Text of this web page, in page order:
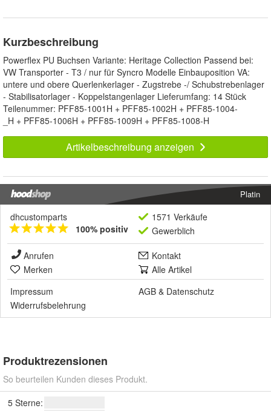
Kurzbeschreibung
Powerflex PU Buchsen Variante: Heritage Collection Passend bei:
VW Transporter - T3 / nur für Syncro Modelle Einbauposition VA:
untere und obere Querlenkerlager - Zugstrebe -/ Schubstrebenlager
- Stabilisatorlager - Koppelstangenlager Lieferumfang: 14 Stück
Teilenummer: PFF85-1001H + PFF85-1002H + PFF85-1004-
_H + PFF85-1006H + PFF85-1009H + PFF85-1008-H
Artikelbeschreibung anzeigen
Platin
dhcustomparts
100% positiv
1571 Verkäufe
Gewerblich
Anrufen
Kontakt
Merken
Alle Artikel
Impressum
AGB & Datenschutz
Widerrufsbelehrung
Produktrezensionen
So beurteilen Kunden dieses Produkt.
5 Sterne: